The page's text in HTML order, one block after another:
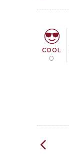
COOL
0